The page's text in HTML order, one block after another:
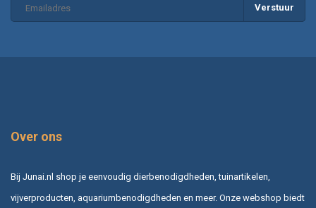
Verstuur
Over ons
Bij Junai.nl shop je eenvoudig dierbenodigdheden, tuinartikelen,
vijverproducten, aquariumbenodigdheden en meer. Onze webshop biedt